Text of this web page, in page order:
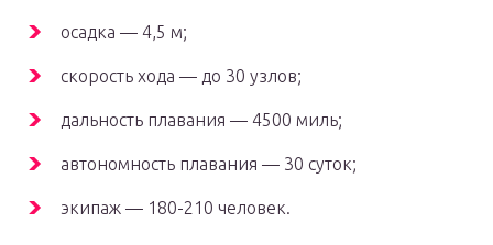
осадка — 4,5 м;
скорость хода — до 30 узлов;
дальность плавания — 4500 миль;
автономность плавания — 30 суток;
экипаж — 180-210 человек.